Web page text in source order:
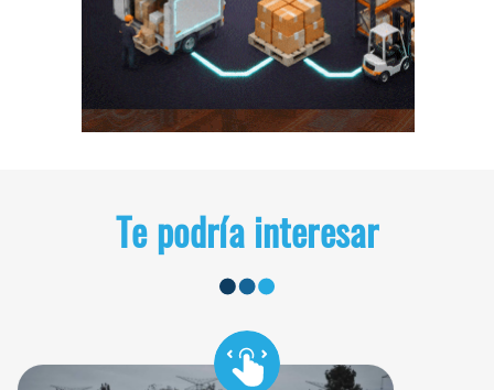
Te podría interesar